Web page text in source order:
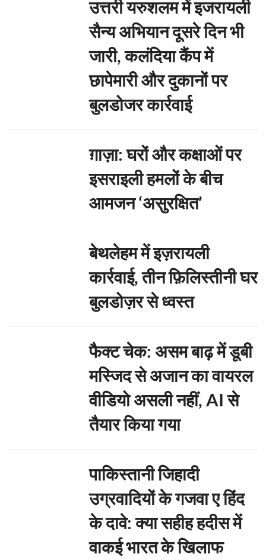
उत्तरी यरुशलम में इजरायली
सैन्य अभियान दूसरे दिन भी
जारी, कलंदिया कैंप में
छापेमारी और दुकानों पर
बुलडोजर कार्रवाई
ग़ाज़ा: घरों और कक्षाओं पर
इसराइली हमलों के बीच
आमजन ‘असुरक्षित’
बेथलेहम में इज़रायली
कार्रवाई, तीन फ़िलिस्तीनी घर
बुलडोज़र से ध्वस्त
फैक्ट चेक: असम बाढ़ में डूबी
मस्जिद से अजान का वायरल
वीडियो असली नहीं, AI से
तैयार किया गया
पाकिस्तानी जिहादी
उग्रवादियों के गजवा ए हिंद
के दावे: क्या सहीह हदीस में
वाकई भारत के खिलाफ